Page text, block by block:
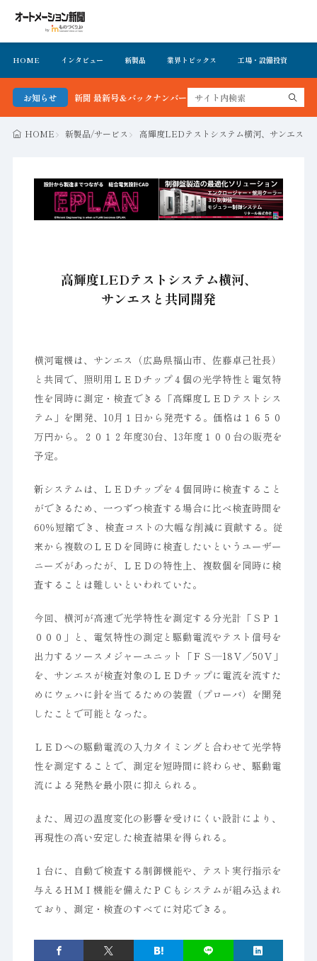
HOME インタビュー 新製品 業界トピックス 工場・設備投資
お知らせ
ション新聞 最新号＆バックナンバーを無料で公開中 詳細はこちら
HOME 新製品/サービス 高輝度LEDテストシステム横河、サンエスと
高輝度LEDテストシステム横河、
サンエスと共同開発
横河電機は、サンエス（広島県福山市、佐藤卓己社長）
と共同で、照明用ＬＥＤチップ４個の光学特性と電気特
性を同時に測定・検査できる「高輝度ＬＥＤテストシス
テム」を開発、10月１日から発売する。価格は１６５０
万円から。２０１２年度30台、13年度１００台の販売を
予定。
新システムは、ＬＥＤチップを４個同時に検査すること
ができるため、一つずつ検査する場合に比べ検査時間を
60％短縮でき、検査コストの大幅な削減に貢献する。従
来から複数のＬＥＤを同時に検査したいというユーザー
ニーズがあったが、ＬＥＤの特性上、複数個を同時に検
査することは難しいといわれていた。
今回、横河が高速で光学特性を測定する分光計「ＳＰ１
０００」と、電気特性の測定と駆動電流やテスト信号を
出力するソースメジャーユニット「ＦＳ―18Ｖ／50Ｖ」
を、サンエスが検査対象のＬＥＤチップに電流を流すた
めにウェハに針を当てるための装置（プローバ）を開発
したことで可能となった。
ＬＥＤへの駆動電流の入力タイミングと合わせて光学特
性を測定することで、測定を短時間に終わらせ、駆動電
流による発熱を最小限に抑えられる。
また、周辺の温度変化の影響を受けにくい設計により、
再現性の高い安定した検査結果を得られる。
１台に、自動で検査する制御機能や、テスト実行指示を
与えるＨＭＩ機能を備えたＰＣもシステムが組み込まれ
ており、測定・検査のすべてに対応できる。